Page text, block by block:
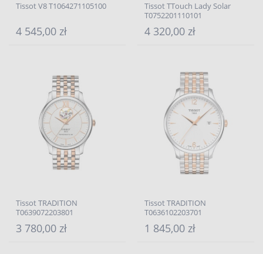
Tissot V8 T1064271105100
4 545,00 zł
Tissot TTouch Lady Solar
T0752201110101
4 320,00 zł
Tissot TRADITION
T0639072203801
3 780,00 zł
Tissot TRADITION
T0636102203701
1 845,00 zł